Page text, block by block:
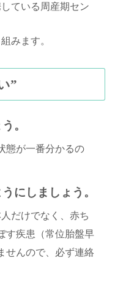
ている周産期セン
みます。
”
。
態が一番分かるの
にしましょう。
だけでなく、赤ち
す疾患（常位胎盤早
せんので、必ず連絡